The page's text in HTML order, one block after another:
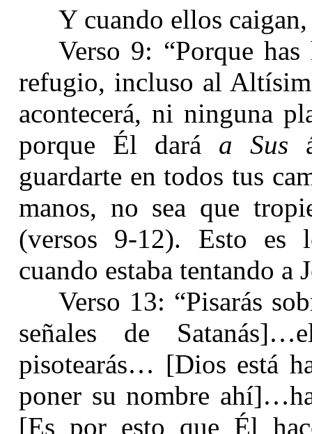
Y cuando ellos
Verso 9: “Porque
refugio, incluso al
acontecerá, ni ninguna
porque Él dará a Sus
guardarte en todos tus
manos, no sea que
(versos 9-12). Esto es
cuando estaba tentando a
Verso 13: “Pisarás
señales de
pisotearás… [Dios está
poner su nombre
[Es por esto que Él